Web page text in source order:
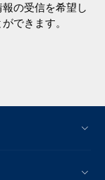
の受信を希望し
できます。